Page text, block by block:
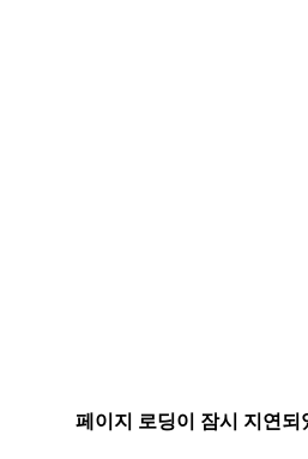
페이지 로딩이 잠시 지연